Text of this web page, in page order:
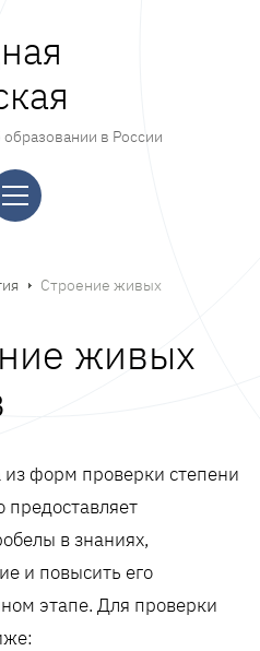
в России
Строение живых
живых
из форм проверки степени
предоставляет
в знаниях,
и повысить его
этапе. Для проверки